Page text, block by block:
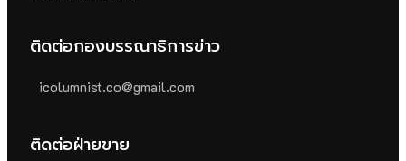
ติดต่อกองบรรณาธิการข่าว
icolumnist.co@gmail.com
ติดต่อฝ่ายขาย